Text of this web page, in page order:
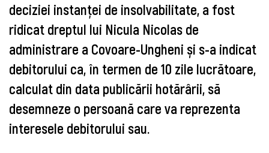
deciziei instanței de insolvabilitate, a fost
ridicat dreptul lui Nicula Nicolas de
administrare a Covoare-Ungheni și s-a indicat
debitorului ca, în termen de 10 zile lucrătoare,
calculat din data publicării hotărârii, să
desemneze o persoană care va reprezenta
interesele debitorului sau.